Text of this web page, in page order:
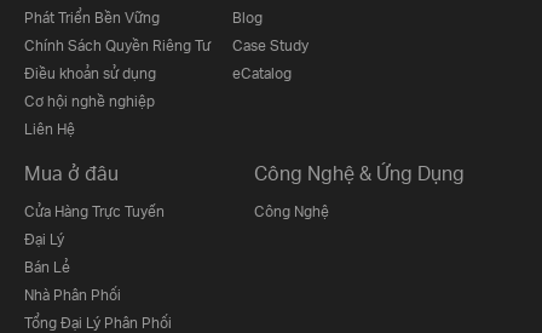
Phát Triển Bền Vững
Chính Sách Quyền Riêng Tư
Điều khoản sử dụng
Cơ hội nghề nghiệp
Liên Hệ
Blog
Case Study
eCatalog
Mua ở đâu
Cửa Hàng Trực Tuyến
Đại Lý
Bán Lẻ
Nhà Phân Phối
Tổng Đại Lý Phân Phối
Công Nghệ & Ứng Dụng
Công Nghệ